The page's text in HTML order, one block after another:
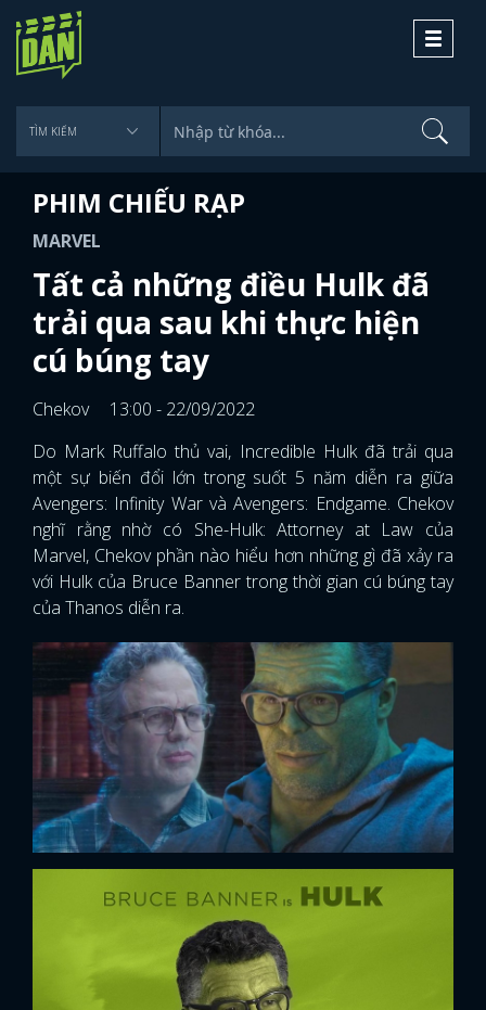
Toggle
PHIM CHIẾU RẠP
MARVEL
Tất cả những điều Hulk đã
trải qua sau khi thực hiện
cú búng tay
Chekov
13:00 - 22/09/2022
Do Mark Ruffalo thủ vai, Incredible Hulk đã trải qua
một sự biến đổi lớn trong suốt 5 năm diễn ra giữa
Avengers: Infinity War và Avengers: Endgame. Chekov
nghĩ rằng nhờ có She-Hulk: Attorney at Law của
Marvel, Chekov phần nào hiểu hơn những gì đã xảy ra
với Hulk của Bruce Banner trong thời gian cú búng tay
của Thanos diễn ra.